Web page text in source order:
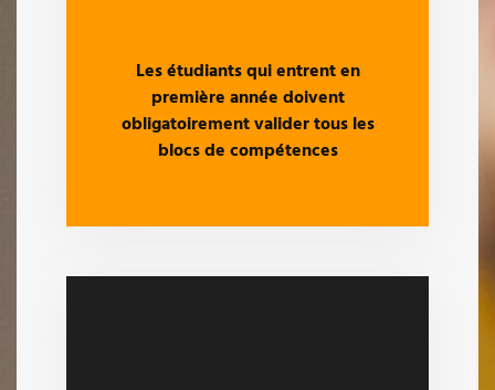
Les étudiants qui entrent en
première année doivent
obligatoirement valider tous les
blocs de compétences